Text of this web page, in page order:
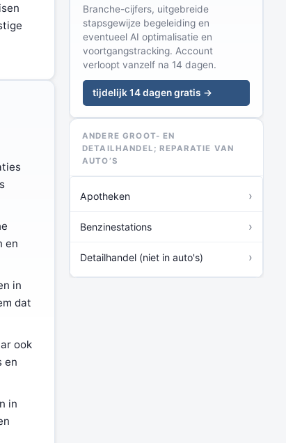
en
in
dat
ook
en
in
Branche-cijfers, uitgebreide
stapsgewijze begeleiding en
eventueel AI optimalisatie en
voortgangstracking. Account
verloopt vanzelf na 14 dagen.
tijdelijk 14 dagen gratis →
ANDERE GROOT- EN
DETAILHANDEL; REPARATIE VAN
AUTO’S
Apotheken ›
Benzinestations ›
Detailhandel (niet in auto's) ›